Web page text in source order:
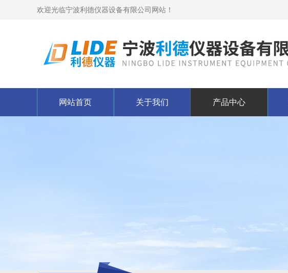
欢迎光临宁波利德仪器设备有限公司网站！
网站首页 关于我们 产品中心